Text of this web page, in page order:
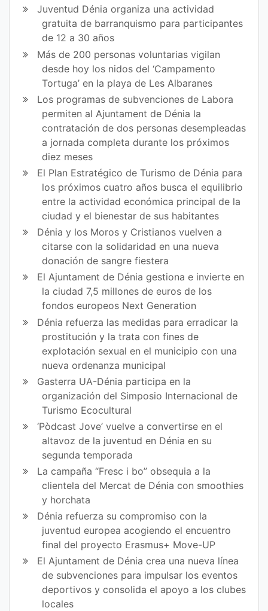
Juventud Dénia organiza una actividad
gratuita de barranquismo para participantes
de 12 a 30 años
Más de 200 personas voluntarias vigilan
desde hoy los nidos del ‘Campamento
Tortuga’ en la playa de Les Albaranes
Los programas de subvenciones de Labora
permiten al Ajuntament de Dénia la
contratación de dos personas desempleadas
a jornada completa durante los próximos
diez meses
El Plan Estratégico de Turismo de Dénia para
los próximos cuatro años busca el equilibrio
entre la actividad económica principal de la
ciudad y el bienestar de sus habitantes
Dénia y los Moros y Cristianos vuelven a
citarse con la solidaridad en una nueva
donación de sangre fiestera
El Ajuntament de Dénia gestiona e invierte en
la ciudad 7,5 millones de euros de los
fondos europeos Next Generation
Dénia refuerza las medidas para erradicar la
prostitución y la trata con fines de
explotación sexual en el municipio con una
nueva ordenanza municipal
Gasterra UA-Dénia participa en la
organización del Simposio Internacional de
Turismo Ecocultural
‘Pòdcast Jove’ vuelve a convertirse en el
altavoz de la juventud en Dénia en su
segunda temporada
La campaña “Fresc i bo” obsequia a la
clientela del Mercat de Dénia con smoothies
y horchata
Dénia refuerza su compromiso con la
juventud europea acogiendo el encuentro
final del proyecto Erasmus+ Move-UP
El Ajuntament de Dénia crea una nueva línea
de subvenciones para impulsar los eventos
deportivos y consolida el apoyo a los clubes
locales